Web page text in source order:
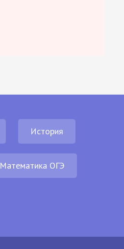
История
Математика ОГЭ